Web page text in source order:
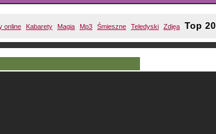
online Kabarety Magia Mp3 Śmieszne Teledyski Zdjęa Top 20